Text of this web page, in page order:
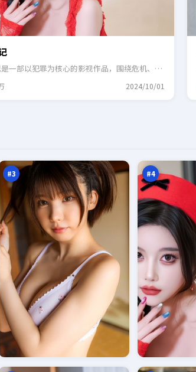
一部以犯罪为核心的影视作品，围绕危机、反
2024/10/01
#3
线
#4
危
笔
记
93
万
夜
色
沉
默
者
万